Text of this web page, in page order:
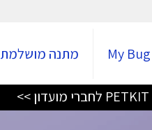
מתנה מושלמת